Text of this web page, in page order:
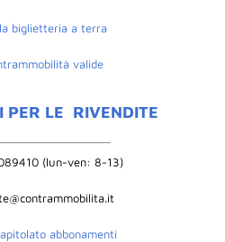
biglietteria a terra
valide
PER LE RIVENDITE
(lun-ven: 8-13)
abbonamenti